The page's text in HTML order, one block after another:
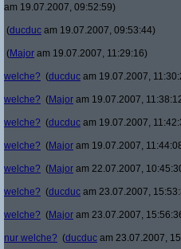
am 19.07.2007, 09:52:59)
(ducduc am 19.07.2007, 09:53:44)
(Major am 19.07.2007, 11:29:16)
welche? (ducduc am 19.07.2007,
welche? (Major am 19.07.2007,
welche? (ducduc am 19.07.2007,
welche? (Major am 19.07.2007,
welche? (Major am 22.07.2007,
welche? (ducduc am 23.07.2007,
welche? (Major am 23.07.2007,
nur welche? (ducduc am 23.07.2007,